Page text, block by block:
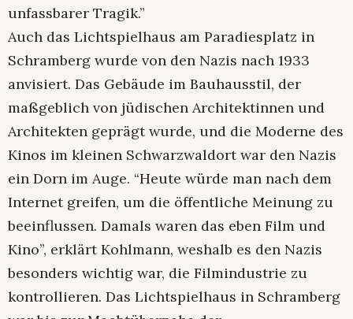
unfassbarer Tragik.”
Auch das Lichtspielhaus am Paradiesplatz in
Schramberg wurde von den Nazis nach 1933
anvisiert. Das Gebäude im Bauhausstil, der
maßgeblich von jüdischen Architektinnen und
Architekten geprägt wurde, und die Moderne des
Kinos im kleinen Schwarzwaldort war den Nazis
ein Dorn im Auge. “Heute würde man nach dem
Internet greifen, um die öffentliche Meinung zu
beeinflussen. Damals waren das eben Film und
Kino”, erklärt Kohlmann, weshalb es den Nazis
besonders wichtig war, die Filmindustrie zu
kontrollieren. Das Lichtspielhaus in Schramberg